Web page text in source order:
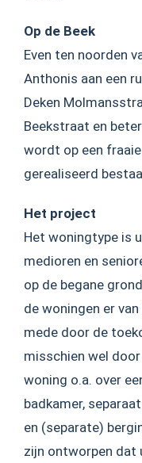
Op de Beek
Even ten noorden
Anthonis aan een
Deken
Beekstraat en
wordt op een
gerealiseerd
Het project
Het woningtype is
medioren en
op de begane
de woningen er
mede door de
misschien wel
woning o.a. over
badkamer,
en (separate)
zijn ontworpen dat